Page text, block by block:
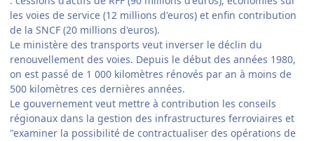
les voies de service (12 millions d'euros) et enfin contribution
de la SNCF (20 millions d'euros).
Le ministère des transports veut inverser le déclin du
renouvellement des voies. Depuis le début des années 1980,
on est passé de 1 000 kilomètres rénovés par an à moins de
500 kilomètres ces dernières années.
Le gouvernement veut mettre à contribution les conseils
régionaux dans la gestion des infrastructures ferroviaires et
"examiner la possibilité de contractualiser des opérations de